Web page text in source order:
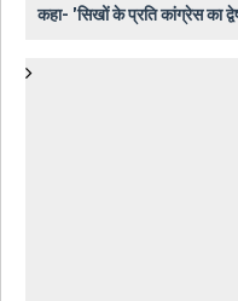
कहा- 'सिखों के प्रति कांग्रेस का